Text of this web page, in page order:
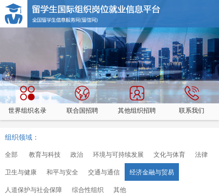
世界组织名录 联合国招聘 其他组织招聘 联系我们
组织领域：
全部 教育与科技 政治 环境与可持续发展 文化与体育
法律
卫生与健康
和平与安全 交通与通信
经济金融与贸易
人道保护与社会保障
综合性组织 其他